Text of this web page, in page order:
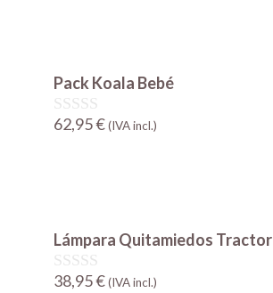
Pack Koala Bebé
0
62,95€(IVA incl.)
Lámpara Quitamiedos Tractor
0
38,95€(IVA incl.)